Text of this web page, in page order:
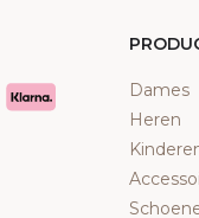
Dames
Heren